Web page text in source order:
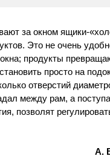
за окном ящики-
Это не очень
продукты
просто на
отверстий
между рам, а
позволят
А.